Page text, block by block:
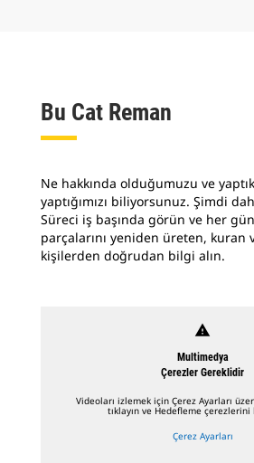
Bu Cat Reman
Ne hakkında olduğumuzu ve
yaptığımızı biliyorsunuz. Şimdi
Süreci iş başında görün ve her
parçalarını yeniden üreten, kuran
kişilerden doğrudan bilgi alın.
warning
Multimedya
Çerezler Gereklidir
Videoları izlemek için Çerez Ayarları
tıklayın ve Hedefleme
Çerez Ayarları